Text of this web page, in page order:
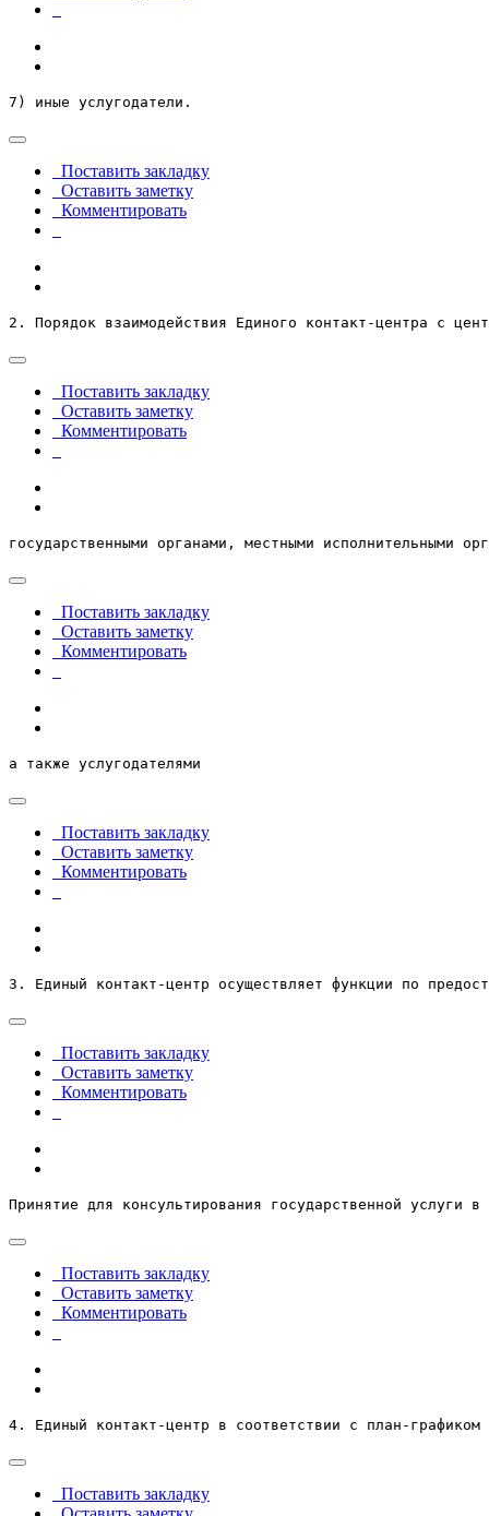
7) иные услугодатели.
Поставить закладку
Оставить заметку
Комментировать
2. Порядок взаимодействия Единого контакт-центра с
Поставить закладку
Оставить заметку
Комментировать
государственными органами, местными исполнительными
Поставить закладку
Оставить заметку
Комментировать
а также услугодателями
Поставить закладку
Оставить заметку
Комментировать
3. Единый контакт-центр осуществляет функции по
Поставить закладку
Оставить заметку
Комментировать
Принятие для консультирования государственной услуги
Поставить закладку
Оставить заметку
Комментировать
4. Единый контакт-центр в соответствии с план-графиком
Поставить закладку